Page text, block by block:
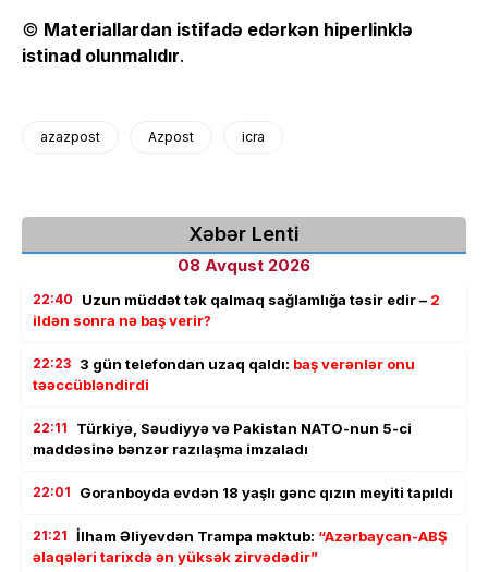
© Materiallardan istifadə edərkən hiperlinklə
istinad olunmalıdır.
azazpost Azpost icra
Xəbər Lenti
08 Avqust 2026
22:40 Uzun müddət tək qalmaq sağlamlığa təsir edir – 2
ildən sonra nə baş verir?
22:23 3 gün telefondan uzaq qaldı: baş verənlər onu
təəccübləndirdi
22:11
Türkiyə, Səudiyyə və Pakistan NATO-nun 5-ci
maddəsinə bənzər razılaşma imzaladı
22:01 Goranboyda evdən 18 yaşlı gənc qızın meyiti tapıldı
21:21 İlham Əliyevdən Trampa məktub: “Azərbaycan-ABŞ
əlaqələri tarixdə ən yüksək zirvədədir”